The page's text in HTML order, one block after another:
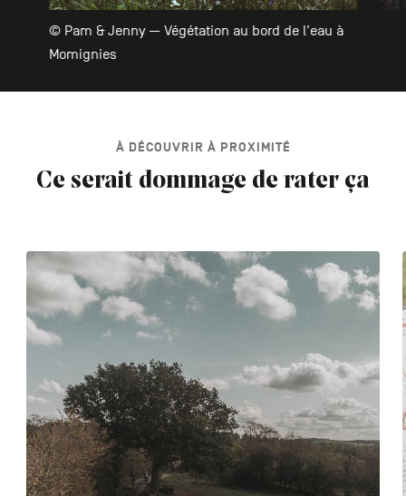
© Pam & Jenny — Végétation au bord de l'eau à
Momignies
À DÉCOUVRIR À PROXIMITÉ
Ce serait dommage de rater ça